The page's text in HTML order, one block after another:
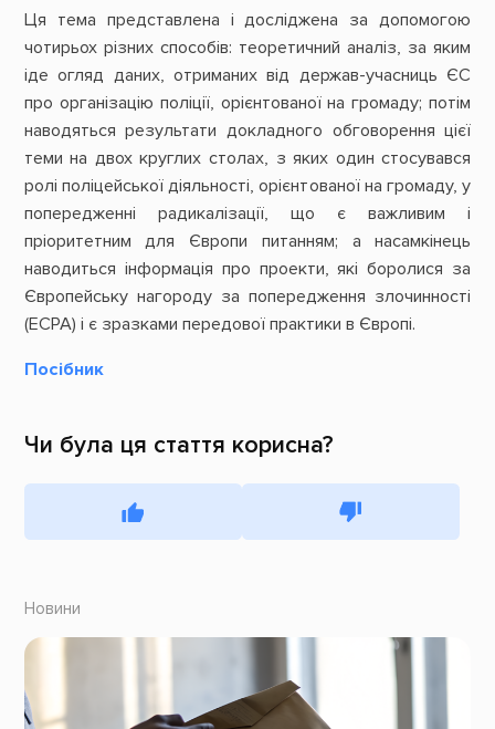
Ця тема представлена і досліджена за допомогою
чотирьох різних способів: теоретичний аналіз, за яким
іде огляд даних, отриманих від держав-учасниць ЄС
про організацію поліції, орієнтованої на громаду; потім
наводяться результати докладного обговорення цієї
теми на двох круглих столах, з яких один стосувався
ролі поліцейської діяльності, орієнтованої на громаду, у
попередженні радикалізації, що є важливим і
пріоритетним для Європи питанням; а насамкінець
наводиться інформація про проекти, які боролися за
Європейську нагороду за попередження злочинності
(ECPA) і є зразками передової практики в Європі.
Посібник
Чи була ця стаття корисна?
Новини